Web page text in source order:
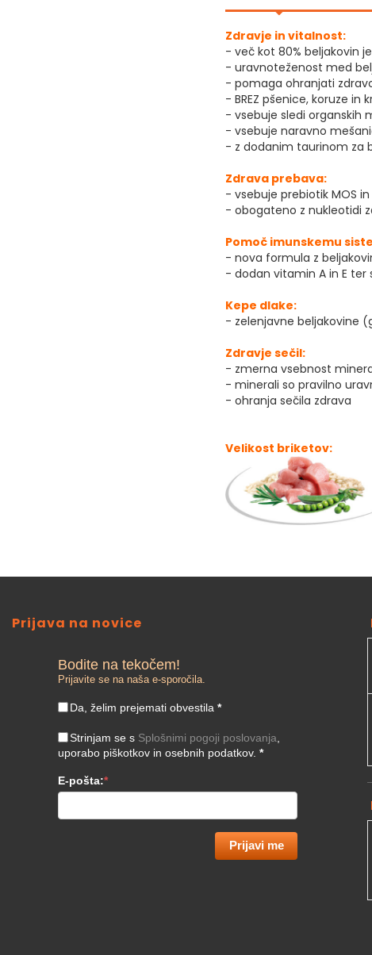
Zdravje in vitalnost:
- več kot 80% beljakovin
- uravnoteženost med
- pomaga ohranjati
- BREZ pšenice, koruze in
- vsebuje sledi organskih
- vsebuje naravno
- z dodanim taurinom za
Zdrava prebava:
- vsebuje prebiotik MOS
- obogateno z nukleotidi
Pomoč imunskemu
- nova formula z
- dodan vitamin A in E ter
Kepe dlake:
- zelenjavne beljakovine
Zdravje sečil:
- zmerna vsebnost
- minerali so pravilno
- ohranja sečila zdrava
Velikost briketov:
Prijava na novice
Bodite na tekočem!
Prijavite se na naša e-sporočila.
Da, želim prejemati obvestila *
Strinjam se s Splošnimi pogoji poslovanja
uporabo piškotkov in osebnih podatkov. *
E-pošta:*
Prijavi me